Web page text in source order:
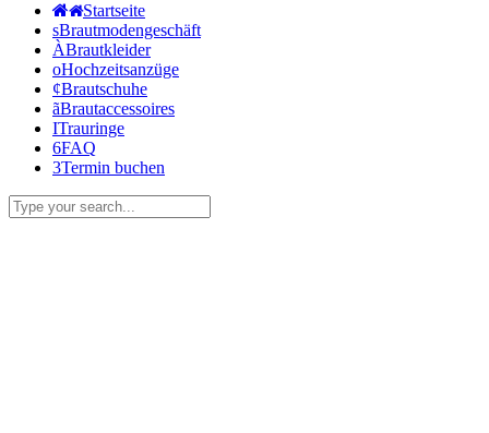
Start­sei­te
sBraut­mo­den­ge­schäft
ÀBraut­klei­der
oHoch­zeits­an­zü­ge
¢Braut­schu­he
ãBraut­ac­ces­soires
ITrau­rin­ge
6FAQ
3Ter­min buchen